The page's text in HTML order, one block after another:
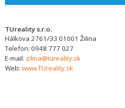
TUreality s.r.o.
Hálkova 2761/33 01001 Žilina
Telefon: 0948 777 027
E-mail: zilina@tureality.sk
Web: www.TUreality.sk